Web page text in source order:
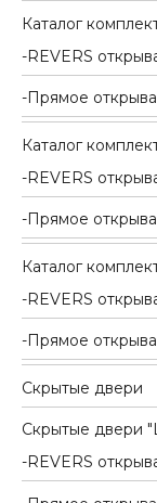
Каталог
REVERS
Прямое
Каталог
REVERS
Прямое
Каталог
REVERS
Прямое
Скрытые двери
Скрытые двери
REVERS